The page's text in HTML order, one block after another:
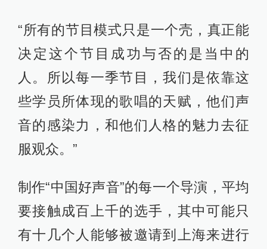
“所有的节目模式只是一个壳，真正能
决定这个节目成功与否的是当中的
人。所以每一季节目，我们是依靠这
些学员所体现的歌唱的天赋，他们声
音的感染力，和他们人格的魅力去征
服观众。”
制作“中国好声音”的每一个导演，平均
要接触成百上千的选手，其中可能只
有十几个人能够被邀请到上海来进行